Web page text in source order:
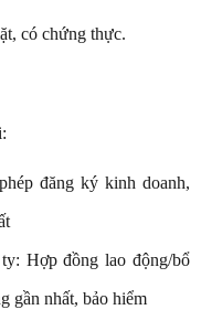
có chứng thực.
đăng ký kinh doanh,
Hợp đồng lao động/bổ
gần nhất, bảo hiểm